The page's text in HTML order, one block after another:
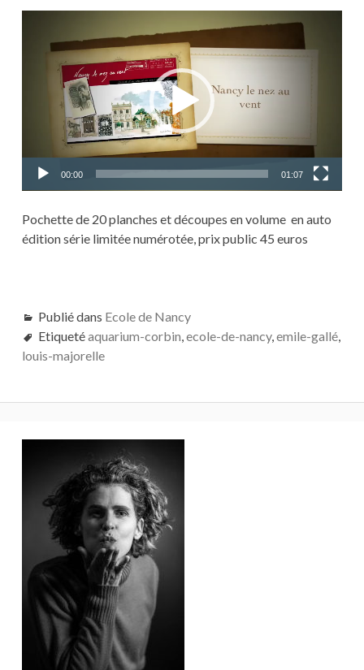
00:00 01:07
Pochette de 20 planches et découpes en volume en auto
édition série limitée numérotée, prix public 45 euros
Publié dans Ecole de Nancy
Etiquetéaquarium-corbin,ecole-de-nancy,emile-gallé,
louis-majorelle
latérale
principale